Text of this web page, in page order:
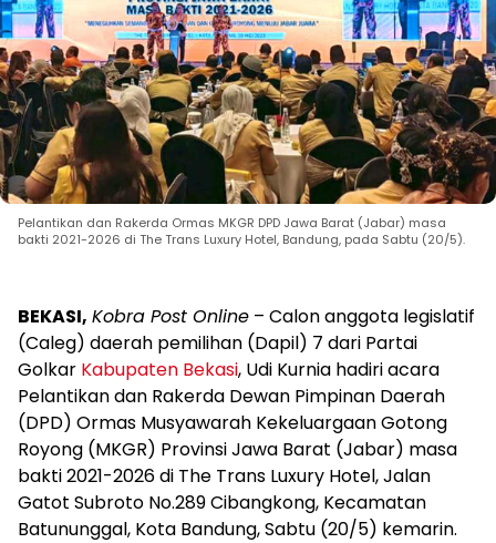
Pelantikan dan Rakerda Ormas MKGR DPD Jawa Barat (Jabar) masa
bakti 2021-2026 di The Trans Luxury Hotel, Bandung, pada Sabtu (20/5).
BEKASI, Kobra Post Online – Calon anggota legislatif
(Caleg) daerah pemilihan (Dapil) 7 dari Partai
Golkar Kabupaten Bekasi, Udi Kurnia hadiri acara
Pelantikan dan Rakerda Dewan Pimpinan Daerah
(DPD) Ormas Musyawarah Kekeluargaan Gotong
Royong (MKGR) Provinsi Jawa Barat (Jabar) masa
bakti 2021-2026 di The Trans Luxury Hotel, Jalan
Gatot Subroto No.289 Cibangkong, Kecamatan
Batununggal, Kota Bandung, Sabtu (20/5) kemarin.